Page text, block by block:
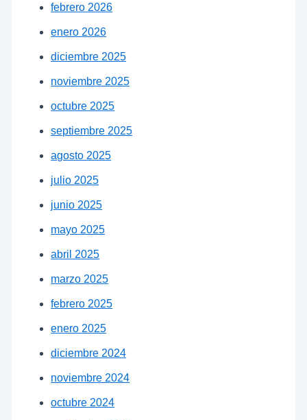
febrero 2026
enero 2026
diciembre 2025
noviembre 2025
octubre 2025
septiembre 2025
agosto 2025
julio 2025
junio 2025
mayo 2025
abril 2025
marzo 2025
febrero 2025
enero 2025
diciembre 2024
noviembre 2024
octubre 2024